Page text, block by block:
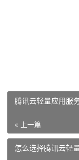
腾讯云轻量应用服
« 上一篇
怎么选择腾讯云轻